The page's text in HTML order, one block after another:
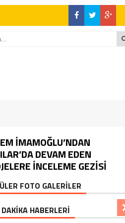
İMAMOĞLU’NDAN
DEVAM EDEN
İNCELEME GEZİSİ
FOTO GALERİLER
HABERLERİ